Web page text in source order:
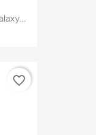
favorite_border